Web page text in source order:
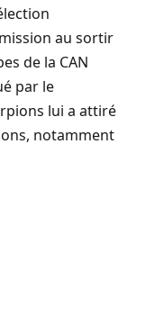
au sortir
de la CAN
par le
lui a attiré
notamment